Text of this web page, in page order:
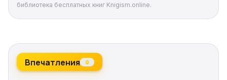
вважає «хворими» і неправильними. Перед ним
зачиняють двері і всіляко намагаються виштовхнути
вчинить герой та чи справді бути егоїстом погано?
библиотека бесплатных книг Knigism.online.
Впечатления 0